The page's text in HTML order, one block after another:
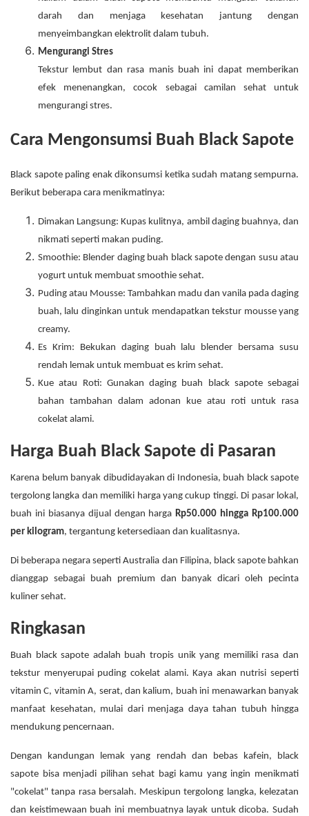
darah dan menjaga kesehatan jantung dengan
menyeimbangkan elektrolit dalam tubuh.
Mengurangi Stres
Tekstur lembut dan rasa manis buah ini dapat memberikan
efek menenangkan, cocok sebagai camilan sehat untuk
mengurangi stres.
Cara Mengonsumsi Buah Black Sapote
Black sapote paling enak dikonsumsi ketika sudah matang sempurna.
Berikut beberapa cara menikmatinya:
Dimakan Langsung: Kupas kulitnya, ambil daging buahnya, dan
nikmati seperti makan puding.
Smoothie: Blender daging buah black sapote dengan susu atau
yogurt untuk membuat smoothie sehat.
Puding atau Mousse: Tambahkan madu dan vanila pada daging
buah, lalu dinginkan untuk mendapatkan tekstur mousse yang
creamy.
Es Krim: Bekukan daging buah lalu blender bersama susu
rendah lemak untuk membuat es krim sehat.
Kue atau Roti: Gunakan daging buah black sapote sebagai
bahan tambahan dalam adonan kue atau roti untuk rasa
cokelat alami.
Harga Buah Black Sapote di Pasaran
Karena belum banyak dibudidayakan di Indonesia, buah black sapote
tergolong langka dan memiliki harga yang cukup tinggi. Di pasar lokal,
buah ini biasanya dijual dengan hargaRp50.000 hingga Rp100.000
per kilogram, tergantung ketersediaan dan kualitasnya.
Di beberapa negara seperti Australia dan Filipina, black sapote bahkan
dianggap sebagai buah premium dan banyak dicari oleh pecinta
kuliner sehat.
Ringkasan
Buah black sapote adalah buah tropis unik yang memiliki rasa dan
tekstur menyerupai puding cokelat alami. Kaya akan nutrisi seperti
vitamin C, vitamin A, serat, dan kalium, buah ini menawarkan banyak
manfaat kesehatan, mulai dari menjaga daya tahan tubuh hingga
mendukung pencernaan.
Dengan kandungan lemak yang rendah dan bebas kafein, black
sapote bisa menjadi pilihan sehat bagi kamu yang ingin menikmati
"cokelat" tanpa rasa bersalah. Meskipun tergolong langka, kelezatan
dan keistimewaan buah ini membuatnya layak untuk dicoba. Sudah